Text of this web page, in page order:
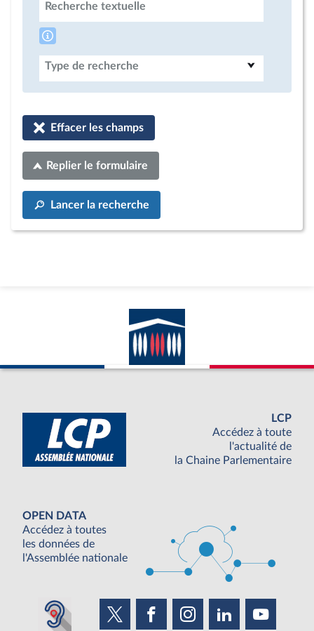
Recherche textuelle
Type de recherche
Effacer les champs
Replier le formulaire
Lancer la recherche
LCP
Accédez à toute
l'actualité de
la Chaine Parlementaire
OPEN DATA
Accédez à toutes
les données de
l'Assemblée nationale